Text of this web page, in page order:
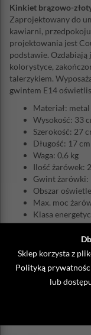
Sklep korzysta z
Polityką
lub
Kinkiet brązowo-
Zaprojektowany do
kawiarni,
projektowania jest
podstawie. Ozdabiają
kolorystyce,
talerzykiem.
gwintem E14
Materiał: metal
Wysokość: 33
Szerokość: 27
Długość: 17 cm
Waga: 0,6 kg
Ilość żarówek: 2
Gwint żarówki:
Obszar
Max. moc
Klasa
Stopień
Żarówka w
Uwaga:produkt może